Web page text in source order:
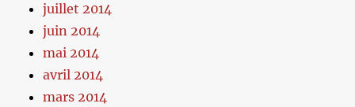
juillet 2014
juin 2014
mai 2014
avril 2014
mars 2014